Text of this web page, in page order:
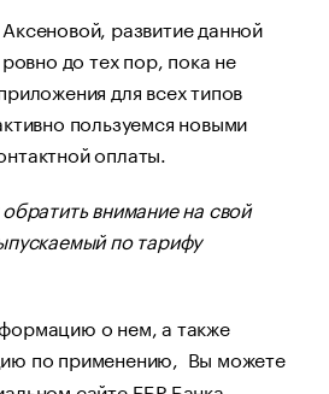
развитие данной
до тех пор, пока не
для всех типов
пользуемся новыми
оплаты.
внимание на свой
по тарифу
о нем, а также
по применению, Вы можете